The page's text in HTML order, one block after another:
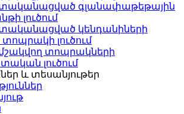
գլանափաթեթային
լուծում
կենդանիների
տոպրակի լուծում
տոպրակների
​​լուծում
և տեսանյութեր